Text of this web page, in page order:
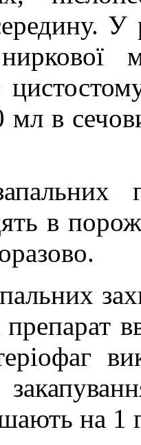
У
мл в
в
препарат
на 1